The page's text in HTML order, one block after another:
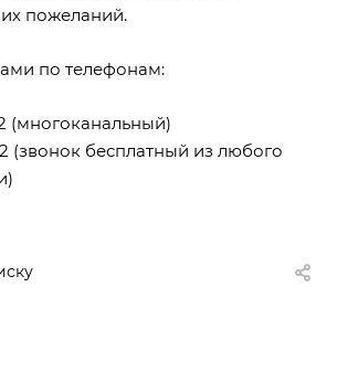
пожеланий.
по телефонам:
(многоканальный)
(звонок бесплатный из любого